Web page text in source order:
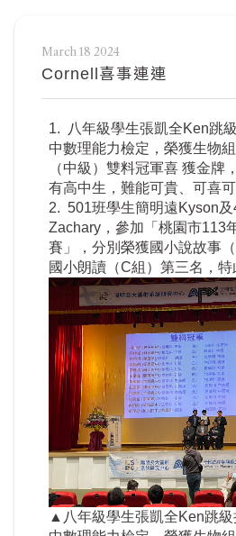
March 18 2024
Cornell喜事連連
1. 八年級學生張凱全Ken跳
中數理能力檢定，榮獲生物
（中級）雙料冠軍喜 獲金牌
有高中生，難能可貴、可喜可
2. 501班學生簡明遠Kyson
Zachary，參加「桃園市113
賽」，分別榮獲國小說故事
國小朗讀（C組）第三名，特
▲八年級學生張凱全Ken跳